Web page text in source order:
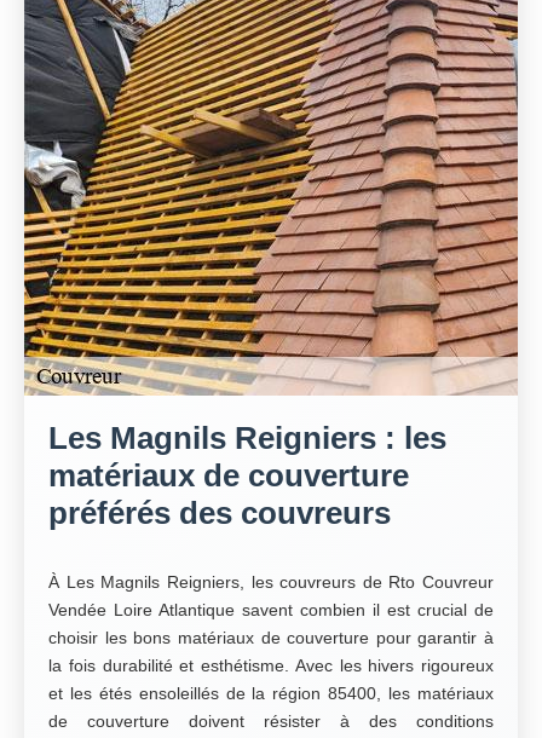
Les Magnils Reigniers : les
matériaux de couverture
préférés des couvreurs
À Les Magnils Reigniers, les couvreurs de Rto Couvreur
Vendée Loire Atlantique savent combien il est crucial de
choisir les bons matériaux de couverture pour garantir à
la fois durabilité et esthétisme. Avec les hivers rigoureux
et les étés ensoleillés de la région 85400, les matériaux
de couverture doivent résister à des conditions